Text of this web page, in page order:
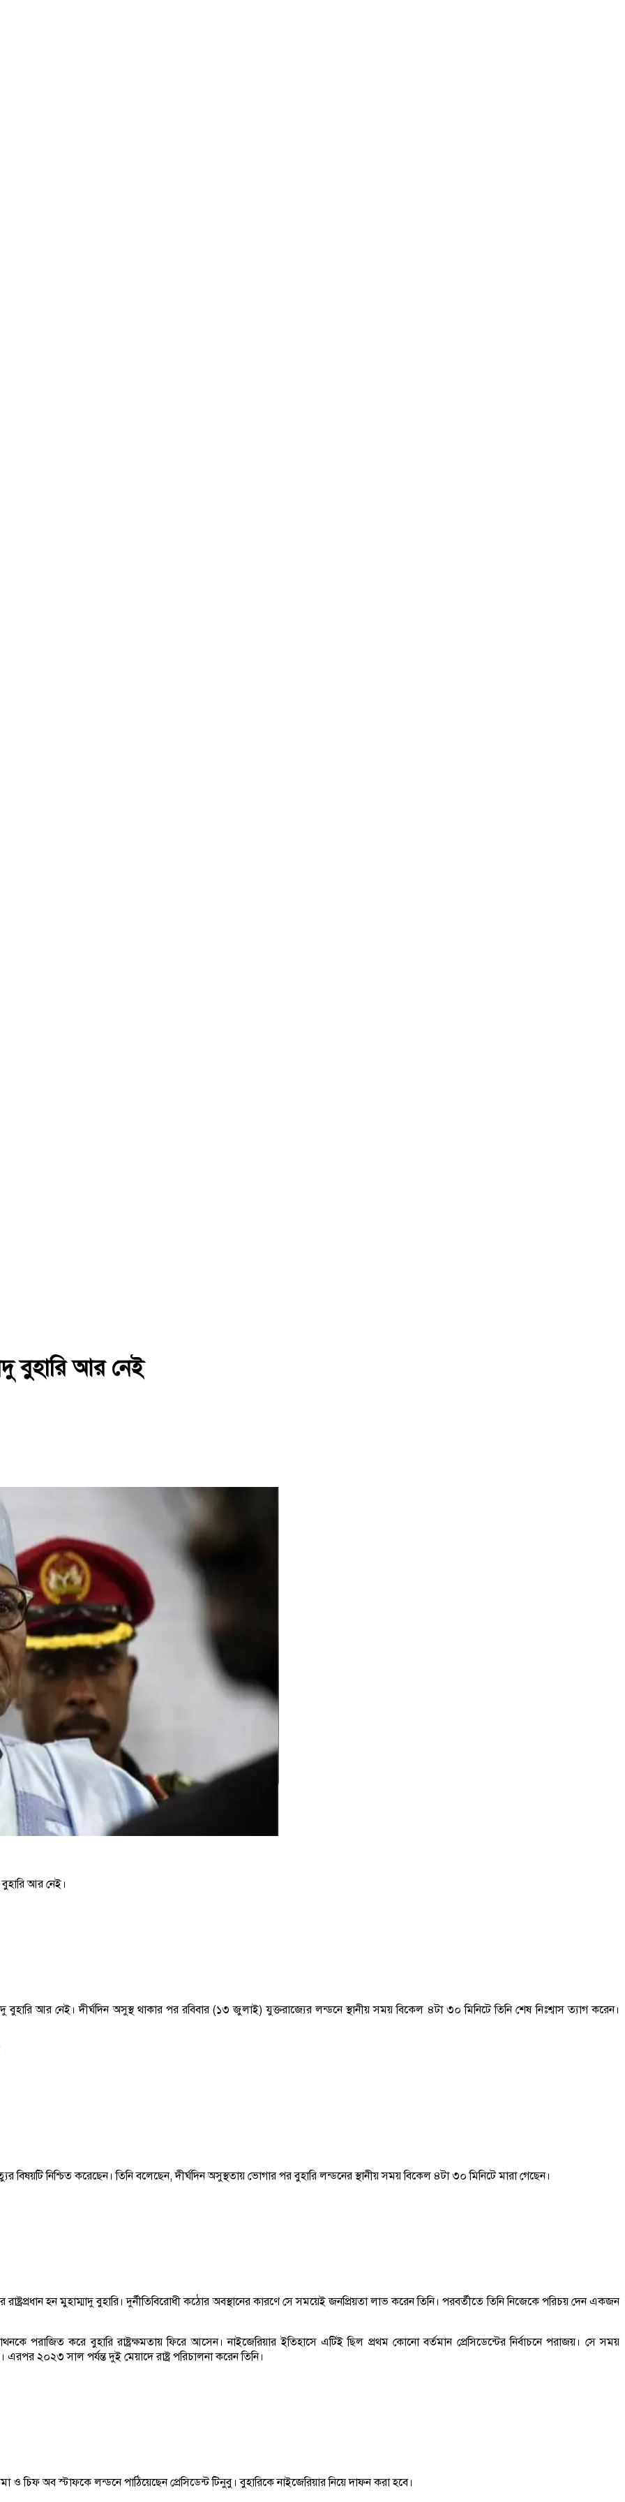
বুহারি আর নেই
আর নেই।
বুহারি আর নেই। দীর্ঘদিন অসুস্থ থাকার পর রবিবার (১৩ জুলাই) যুক্তরাজ্যের লন্ডনে স্থানীয় সময় বিকেল ৪টা ৩০ মিনিটে তিনি শেষ নিঃশ্বাস ত্যাগ করেন।
বিষয়টি নিশ্চিত করেছেন। তিনি বলেছেন, দীর্ঘদিন অসুস্থতায় ভোগার পর বুহারি লন্ডনের স্থানীয় সময় বিকেল ৪টা ৩০ মিনিটে মারা গেছেন।
হন মুহাম্মাদু বুহারি। দুর্নীতিবিরোধী কঠোর অবস্থানের কারণে সে সময়েই জনপ্রিয়তা লাভ করেন তিনি। পরবর্তীতে তিনি নিজেকে পরিচয় দেন একজন
পরাজিত করে বুহারি রাষ্ট্রক্ষমতায় ফিরে আসেন। নাইজেরিয়ার ইতিহাসে এটিই ছিল প্রথম কোনো বর্তমান প্রেসিডেন্টের নির্বাচনে পরাজয়। সে সময়
এরপর ২০২৩ সাল পর্যন্ত দুই মেয়াদে রাষ্ট্র পরিচালনা করেন তিনি।
ও চিফ অব স্টাফকে লন্ডনে পাঠিয়েছেন প্রেসিডেন্ট টিনুবু। বুহারিকে নাইজেরিয়ার নিয়ে দাফন করা হবে।